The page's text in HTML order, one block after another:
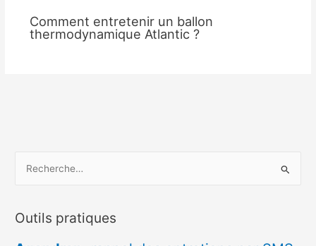
Comment entretenir un ballon
thermodynamique Atlantic ?
h
Outils pratiques